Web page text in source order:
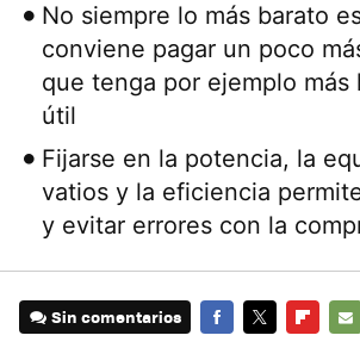
No siempre lo más barato
conviene pagar un poco
que tenga por ejemplo más
útil
Fijarse en la potencia, la
vatios y la eficiencia
y evitar errores con la
Sin comentarios